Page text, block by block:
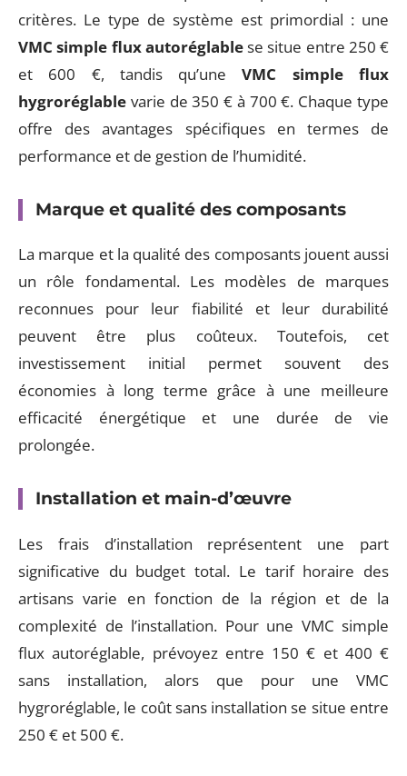
critères. Le type de système est primordial : une
VMC simple flux autoréglablese situe entre 250 €
et 600 €, tandis qu’uneVMC simple flux
hygroréglable varie de 350 € à 700 €. Chaque type
offre des avantages spécifiques en termes de
performance et de gestion de l’humidité.
Marque et qualité des composants
La marque et la qualité des composants jouent aussi
un rôle fondamental. Les modèles de marques
reconnues pour leur fiabilité et leur durabilité
peuvent être plus coûteux. Toutefois, cet
investissement initial permet souvent des
économies à long terme grâce à une meilleure
efficacité énergétique et une durée de vie
prolongée.
Installation et main-d’œuvre
Les frais d’installation représentent une part
significative du budget total. Le tarif horaire des
artisans varie en fonction de la région et de la
complexité de l’installation. Pour une VMC simple
flux autoréglable, prévoyez entre 150 € et 400 €
sans installation, alors que pour une VMC
hygroréglable, le coût sans installation se situe entre
250 € et 500 €.